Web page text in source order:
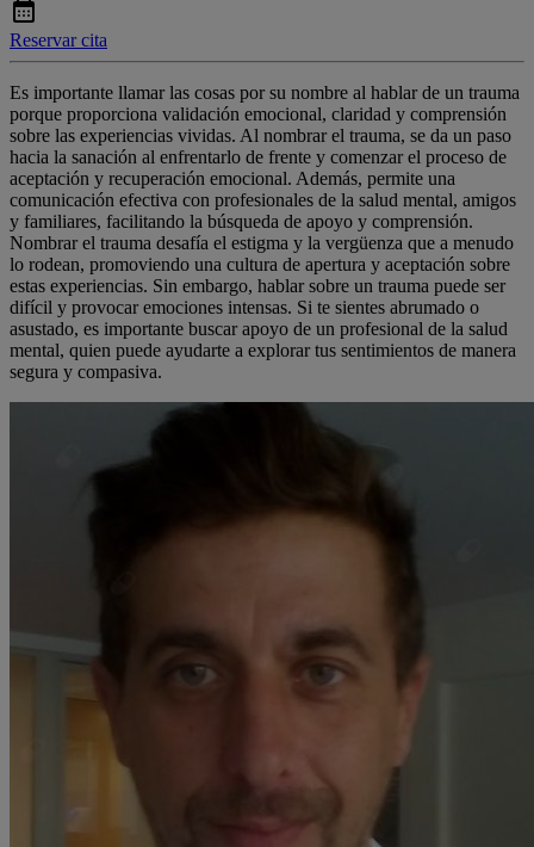
Reservar cita
Es importante llamar las cosas por su nombre al hablar de un trauma
porque proporciona validación emocional, claridad y comprensión
sobre las experiencias vividas. Al nombrar el trauma, se da un paso
hacia la sanación al enfrentarlo de frente y comenzar el proceso de
aceptación y recuperación emocional. Además, permite una
comunicación efectiva con profesionales de la salud mental, amigos
y familiares, facilitando la búsqueda de apoyo y comprensión.
Nombrar el trauma desafía el estigma y la vergüenza que a menudo
lo rodean, promoviendo una cultura de apertura y aceptación sobre
estas experiencias. Sin embargo, hablar sobre un trauma puede ser
difícil y provocar emociones intensas. Si te sientes abrumado o
asustado, es importante buscar apoyo de un profesional de la salud
mental, quien puede ayudarte a explorar tus sentimientos de manera
segura y compasiva.